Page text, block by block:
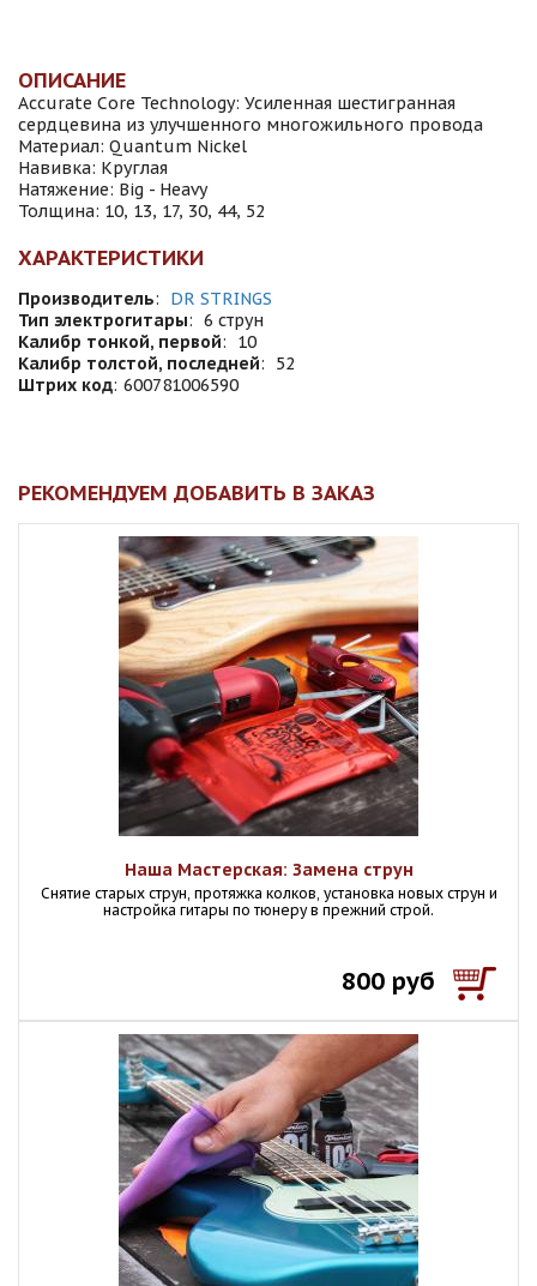
ОПИСАНИЕ
Accurate Core Technology: Усиленная шестигранная
сердцевина из улучшенного многожильного провода
Материал: Quantum Nickel
Навивка: Круглая
Натяжение: Big - Heavy
Толщина: 10, 13, 17, 30, 44, 52
ХАРАКТЕРИСТИКИ
Производитель:
DR STRINGS
Тип электрогитары: 6 струн
Калибр тонкой, первой:
10
Калибр толстой, последней:
52
Штрих код: 600781006590
РЕКОМЕНДУЕМ ДОБАВИТЬ В ЗАКАЗ
Наша Мастерская: Замена струн
Снятие старых струн, протяжка колков, установка новых струн и
настройка гитары по тюнеру в прежний строй.
800 руб